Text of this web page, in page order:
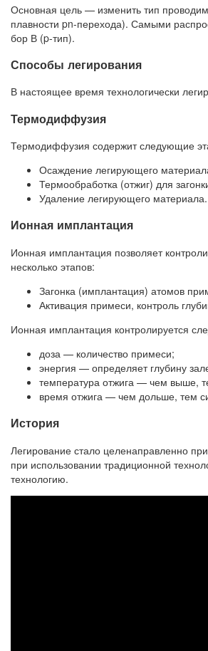
Основная цель — изменить тип
плавности pn-перехода). Самыми
бор В (p-тип).
Способы легирования
В настоящее время технологически
Термодиффузия
Термодиффузия содержит следующие
Осаждение легирующего
Термообработка (отжиг) для
Удаление легирующего материала.
Ионная имплантация
Ионная имплантация позволяет
несколько этапов:
Загонка (имплантация) атомов
Активация примеси, контроль
Ионная имплантация контролируется
доза — количество примеси;
энергия — определяет глубину
температура отжига — чем выше,
время отжига — чем дольше, тем
История
Легирование стало целенаправленно
при использовании традиционной
технологию.